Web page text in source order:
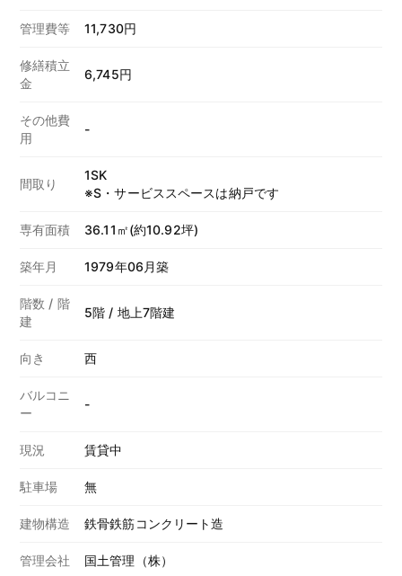
管理費等 11,730円
修繕積立
金
6,745円
その他費
用
-
間取り
1SK
※S・サービススペースは納戸です
専有面積 36.11㎡(約10.92坪)
築年月 1979年06月築
階数 / 階
建
5階 / 地上7階建
向き 西
バルコニ
ー
-
現況 賃貸中
駐車場 無
建物構造 鉄骨鉄筋コンクリート造
管理会社 国土管理（株）